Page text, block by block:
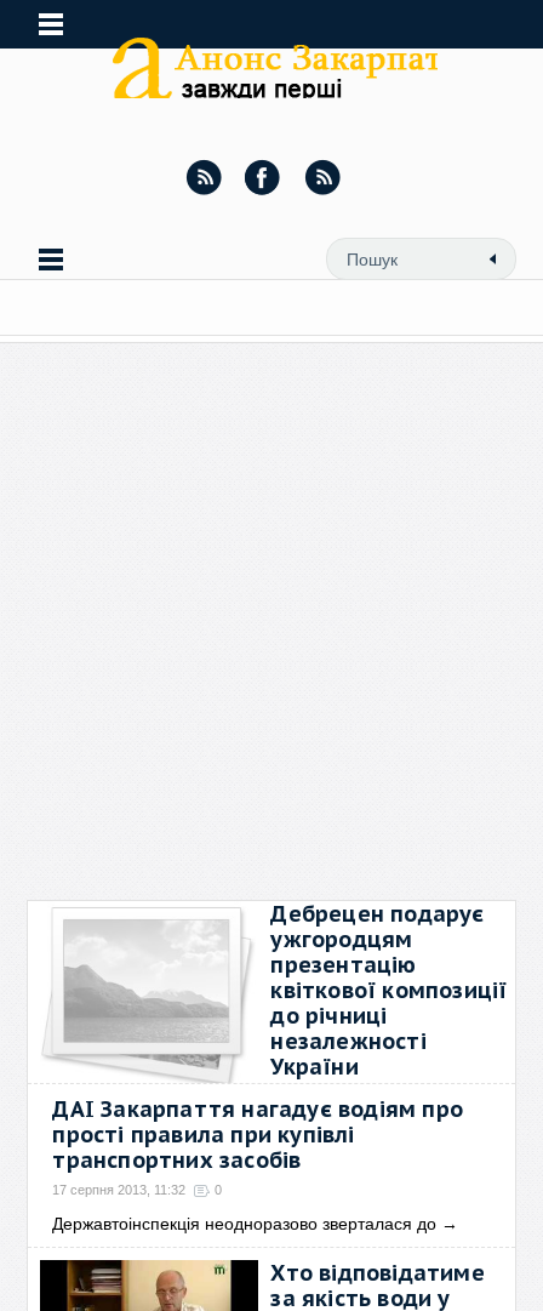
Дебрецен подарує
ужгородцям
презентацію
квіткової композиції
до річниці
незалежності
України
19-20 серпня в м. Дебрецен
проходитиме 44
ДАІ Закарпаття нагадує водіям про
прості правила при купівлі
транспортних засобів
17 серпня 2013, 11:32 0
Державтоінспекція неодноразово зверталася до →
Хто відповідатиме
за якість води у